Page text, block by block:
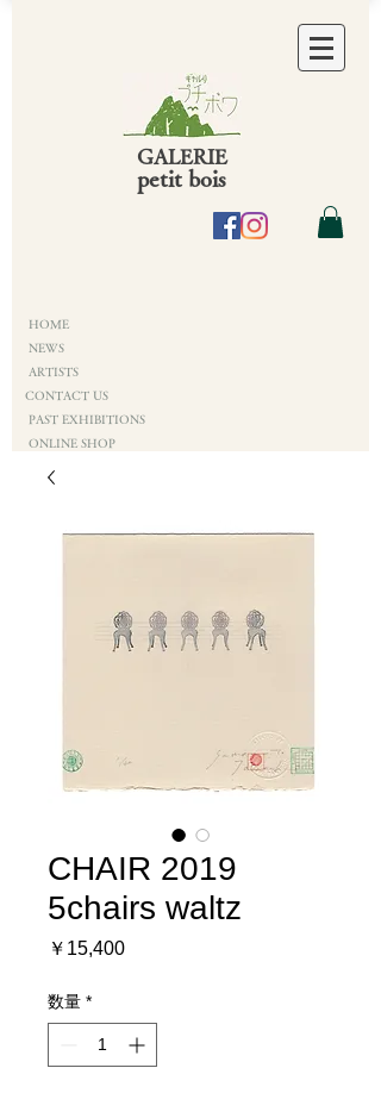
GALERIE
petit bois
HOME
NEWS
ARTISTS
CONTACT US
PAST EXHIBITIONS
ONLINE SHOP
CHAIR 2019
5chairs waltz
￥15,400価
数量 *